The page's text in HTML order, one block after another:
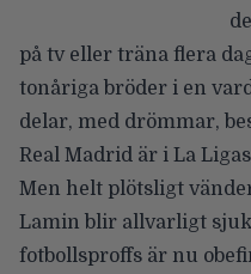
på tv eller träna flera
tonåriga bröder i en
delar, med drömmar,
Real Madrid är i La
Men helt plötsligt
Lamin blir allvarligt
fotbollsproffs är nu